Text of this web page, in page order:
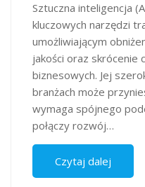
Sztuczna inteligencja
kluczowych narzędzi
umożliwiającym
jakości oraz skrócenie
biznesowych. Jej
branżach może
wymaga spójnego
połączy rozwój…
Czytaj dalej